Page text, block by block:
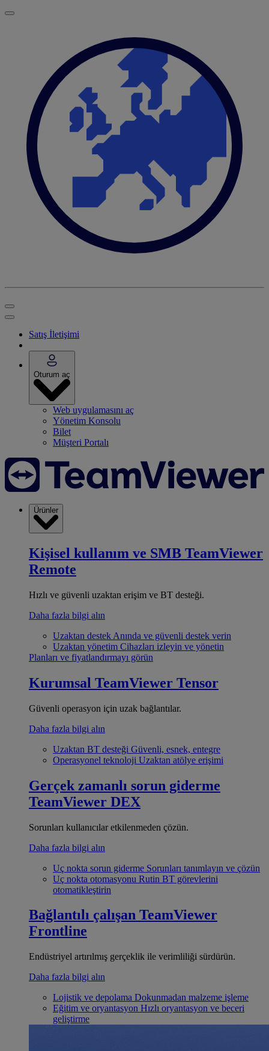
Satış İletişimi
Oturum aç
Web uygulamasını aç
Yönetim Konsolu
Bilet
Müşteri Portalı
Ürünler
Kişisel kullanım ve SMB TeamViewer
Remote
Hızlı ve güvenli uzaktan erişim ve BT desteği.
Daha fazla bilgi alın
Uzaktan destek Anında ve güvenli destek verin
Uzaktan yönetim Cihazları izleyin ve yönetin
Planları ve fiyatlandırmayı görün
Kurumsal TeamViewer Tensor
Güvenli operasyon için uzak bağlantılar.
Daha fazla bilgi alın
Uzaktan BT desteği Güvenli, esnek, entegre
Operasyonel teknoloji Uzaktan atölye erişimi
Gerçek zamanlı sorun giderme
TeamViewer DEX
Sorunları kullanıcılar etkilenmeden çözün.
Daha fazla bilgi alın
Uç nokta sorun giderme Sorunları tanımlayın ve çözün
Uç nokta otomasyonu Rutin BT görevlerini
otomatikleştirin
Bağlantılı çalışan TeamViewer
Frontline
Endüstriyel artırılmış gerçeklik ile verimliliği sürdürün.
Daha fazla bilgi alın
Lojistik ve depolama Dokunmadan malzeme işleme
Eğitim ve oryantasyon Hızlı oryantasyon ve beceri
geliştirme